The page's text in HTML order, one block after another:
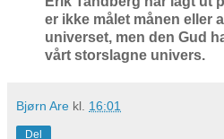
er ikke målet månen eller
universet, men den Gud
vårt storslagne univers.
Bjørn Are kl. 16:01
Del